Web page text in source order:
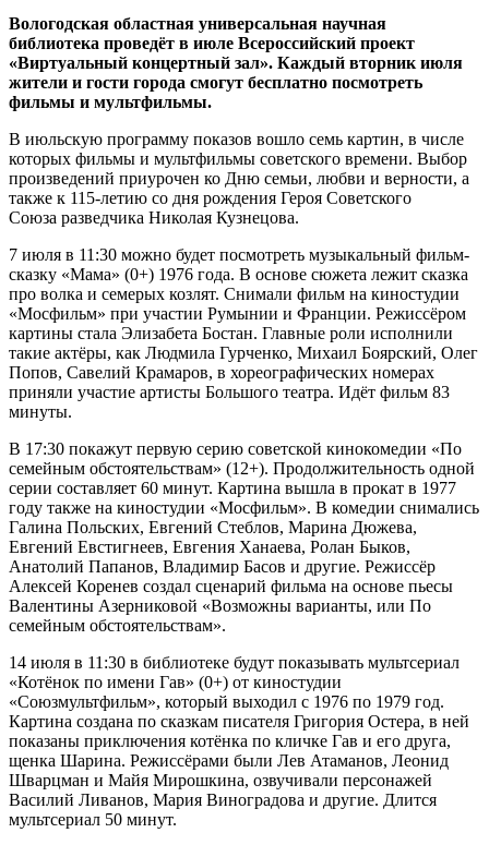
Вологодская областная универсальная научная
библиотека проведёт в июле Всероссийский проект
«Виртуальный концертный зал». Каждый вторник июля
жители и гости города смогут бесплатно посмотреть
фильмы и мультфильмы.
В июльскую программу показов вошло семь картин, в числе
которых фильмы и мультфильмы советского времени. Выбор
произведений приурочен ко Дню семьи, любви и верности, а
также к 115-летию со дня рождения Героя Советского
Союза разведчика Николая Кузнецова.
7 июля в 11:30 можно будет посмотреть музыкальный фильм-
сказку «Мама» (0+) 1976 года. В основе сюжета лежит сказка
про волка и семерых козлят. Снимали фильм на киностудии
«Мосфильм» при участии Румынии и Франции. Режиссёром
картины стала Элизабета Бостан. Главные роли исполнили
такие актёры, как Людмила Гурченко, Михаил Боярский, Олег
Попов, Савелий Крамаров, в хореографических номерах
приняли участие артисты Большого театра. Идёт фильм 83
минуты.
В 17:30 покажут первую серию советской кинокомедии «По
семейным обстоятельствам» (12+). Продолжительность одной
серии составляет 60 минут. Картина вышла в прокат в 1977
году также на киностудии «Мосфильм». В комедии снимались
Галина Польских, Евгений Стеблов, Марина Дюжева,
Евгений Евстигнеев, Евгения Ханаева, Ролан Быков,
Анатолий Папанов, Владимир Басов и другие. Режиссёр
Алексей Коренев создал сценарий фильма на основе пьесы
Валентины Азерниковой «Возможны варианты, или По
семейным обстоятельствам».
14 июля в 11:30 в библиотеке будут показывать мультсериал
«Котёнок по имени Гав» (0+) от киностудии
«Союзмультфильм», который выходил с 1976 по 1979 год.
Картина создана по сказкам писателя Григория Остера, в ней
показаны приключения котёнка по кличке Гав и его друга,
щенка Шарина. Режиссёрами были Лев Атаманов, Леонид
Шварцман и Майя Мирошкина, озвучивали персонажей
Василий Ливанов, Мария Виноградова и другие. Длится
мультсериал 50 минут.